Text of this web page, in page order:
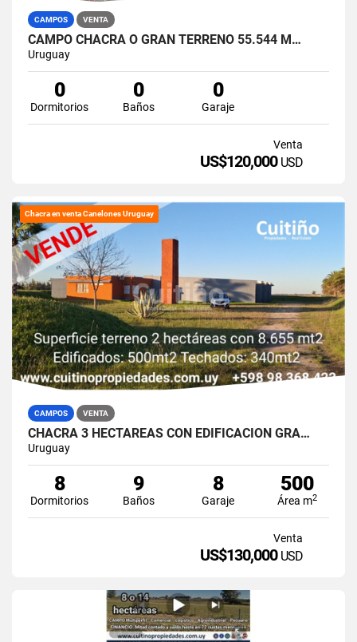
CAMPOS VENTA
CAMPO CHACRA O GRAN TERRENO 55.544 M…
Uruguay
0
Dormitorios
0
Baños
0
Garaje
Venta
US$120,000 USD
Chacra en venta Canelones Uruguay
CAMPOS VENTA
CHACRA 3 HECTAREAS CON EDIFICACIÓN GRA…
Uruguay
8
Dormitorios
9
Baños
8
Garaje
500
Área m2
Venta
US$130,000 USD